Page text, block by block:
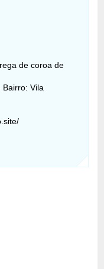
de coroa de
Vila